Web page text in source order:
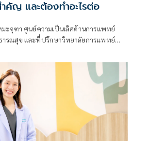
คัญ และต้องทำอะไรต่อ
ะจุฑา ศูนย์ความเป็นเลิศด้านการแพทย์
ารณสุข และที่ปรึกษาวิทยาลัยการแพทย์